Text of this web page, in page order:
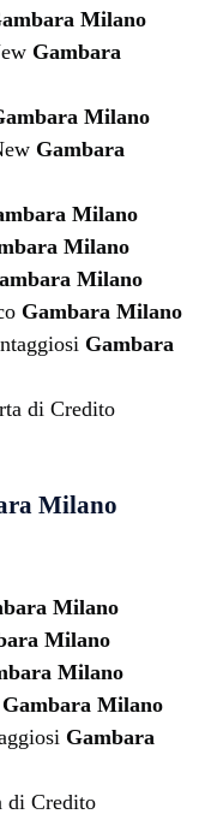
Milano
Gambara
Milano
Gambara
Milano
Milano
Milano
Gambara Milano
Gambara
di Credito
Milano
Milano
Milano
Milano
Gambara Milano
Gambara
di Credito